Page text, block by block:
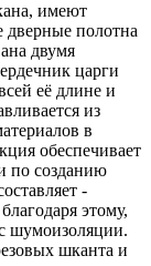
имеют
полотна
двумя
царги
её длине и
из
в
обеспечивает
по созданию
-
этому,
шумоизоляции.
шканта и